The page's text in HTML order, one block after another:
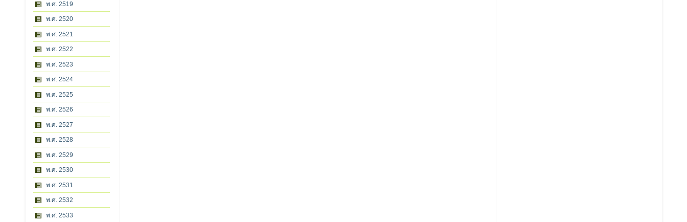
พ.ศ. 2519
พ.ศ. 2520
พ.ศ. 2521
พ.ศ. 2522
พ.ศ. 2523
พ.ศ. 2524
พ.ศ. 2525
พ.ศ. 2526
พ.ศ. 2527
พ.ศ. 2528
พ.ศ. 2529
พ.ศ. 2530
พ.ศ. 2531
พ.ศ. 2532
พ.ศ. 2533